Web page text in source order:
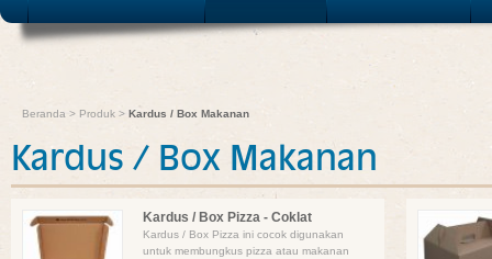
Beranda > Produk > Kardus / Box Makanan
Kardus / Box Makanan
Kardus / Box Pizza - Coklat
Kardus / Box Pizza ini cocok digunakan
untuk membungkus pizza atau makanan